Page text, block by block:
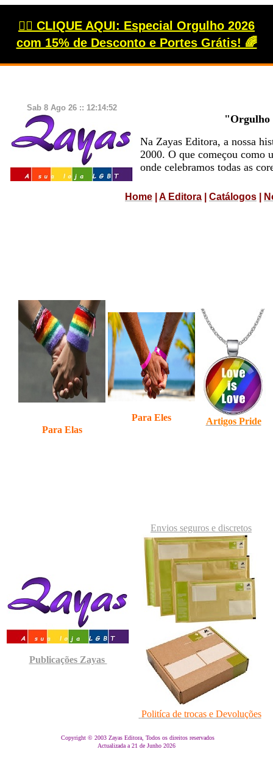
🏳️‍🌈 CLIQUE AQUI: Especial Orgulho 2026
com 15% de Desconto e Portes Grátis! 🌈
Sab 8 Ago 26 :: 12:14:53
"Orgulho
Na Zayas Editora, a nossa
2000. O que começou como
onde celebramos todas as
Home A Editora Catálogos
Para Elas
Para Eles Artigos Pride
Publicações Zayas
Envios seguros e discretos
Politíca de trocas e Devoluções
Copyright © 2003 Zayas Editora, Todos os direitos reservados
Actualizada a 21 de Junho 2026